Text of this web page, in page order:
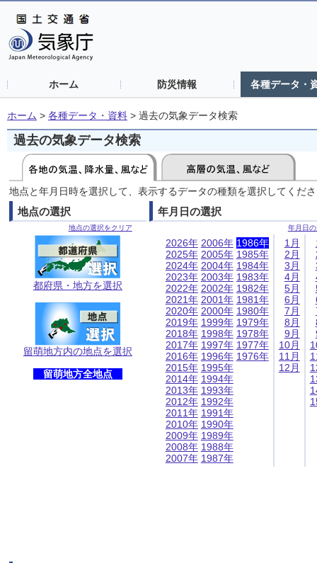
ホーム 防災情報 各種データ・
ホーム > 各種データ・資料 > 過去の気象データ検索
過去の気象データ検索
地点と年月日時を選択して、表示するデータの種類を選択してくだ
地点の選択
地点の選択をクリア
都府県・地方を選択
留萌地方内の地点を選択
留萌地方全地点
年月日の選択
年月日
2026年
2025年
2024年
2023年
2022年
2021年
2020年
2019年
2018年
2017年
2016年
2015年
2014年
2013年
2012年
2011年
2010年
2009年
2008年
2007年
2006年
2005年
2004年
2003年
2002年
2001年
2000年
1999年
1998年
1997年
1996年
1995年
1994年
1993年
1992年
1991年
1990年
1989年
1988年
1987年
1986年
1985年
1984年
1983年
1982年
1981年
1980年
1979年
1978年
1977年
1976年
1月
2月
3月
4月
5月
6月
7月
8月
9月
10月
11月
12月